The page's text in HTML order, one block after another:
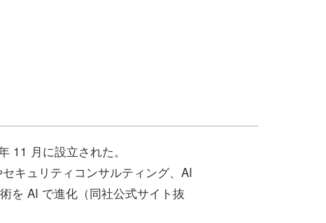
11 月に設立された。
キュリティコンサルティング、AI
を AI で進化（同社公式サイト抜